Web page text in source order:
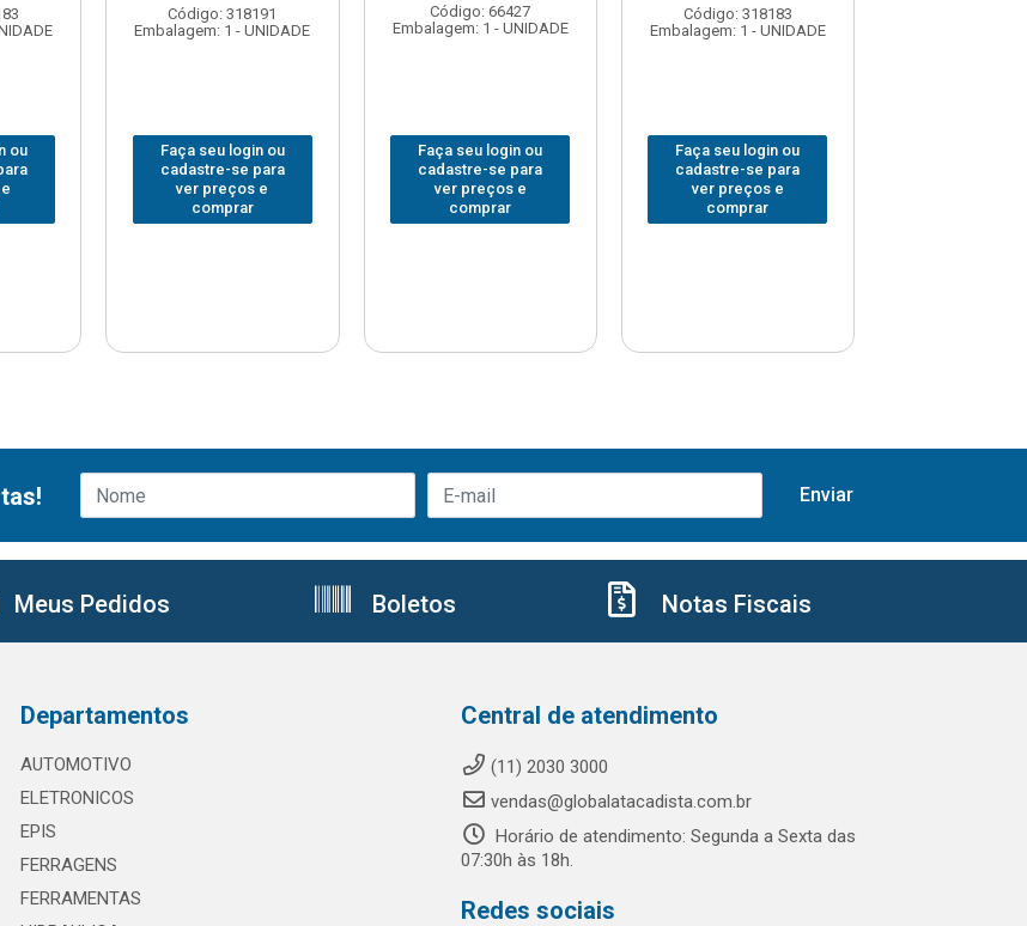
ou
Código: 318191
Embalagem: 1 - UNIDADE
Faça seu login ou
cadastre-se para
ver preços e
comprar
Código: 66427
Embalagem: 1 - UNIDADE
Faça seu login ou
cadastre-se para
ver preços e
comprar
Código: 318183
Embalagem: 1 - UNIDADE
Faça seu login ou
cadastre-se para
ver preços e
comprar
Meus Pedidos Boletos Notas Fiscais
Departamentos
AUTOMOTIVO
ELETRONICOS
EPIS
FERRAGENS
FERRAMENTAS
Central de atendimento
(11) 2030 3000
vendas@globalatacadista.com.br
Horário de atendimento: Segunda a Sexta das
07:30h às 18h.
Redes sociais